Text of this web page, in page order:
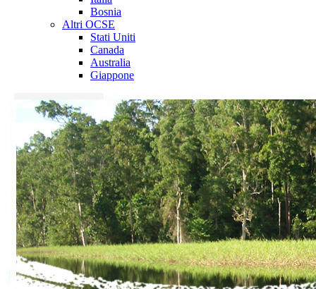
Bosnia
Altri OCSE
Stati Uniti
Canada
Australia
Giappone